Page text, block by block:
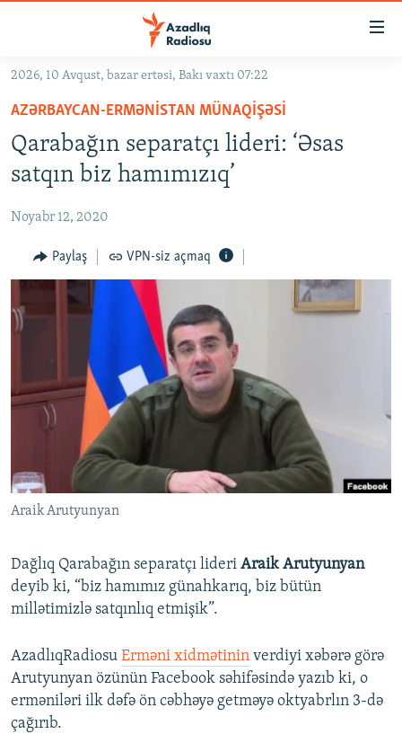
Əsas
qayıt
Əsas
naviqasiyaya
qayıt
Axtarışa
#İZAHLA
KORRUPSIOMETR
#ƏSLINDƏ
FƏRQƏ BAX
QANUNI DOĞRU
ARAŞDIRMA
MULTIMEDIA
FOTOQALEREYA
İNFOQRAFIKA
KARIKATURA
RADIO ARXIV
OXU ZALI
AZƏRBAYCAN ƏDƏBIYYATI KITABXANASI
İSLAM VƏ DEMOKRATIYA
İZ - MƏDƏNIYYƏT PROQRAMI
HAQQIMIZDA
MISSIYAMIZ
PEŞƏ ETIKASI VƏ JURNALISTIKA STANDARTLARIMIZ
MATERIALLARIMIZDAN ISTIFADƏ
AZADLIQRADIOSU MOBIL TELEFONUNUZDA
XƏBƏR BÜLLETENLƏRIMIZ
RFE/RL-in bütün saytları
2026, 10 Avqust, bazar ertəsi, Bakı vaxtı 07:22
AZƏRBAYCAN-ERMƏNISTAN MÜNAQIŞƏSI
Qarabağın separatçı lideri: ‘Əsas
satqın biz hamımızıq’
Noyabr 12, 2020
Paylaş VPN-siz açmaq
Araik Arutyunyan
Dağlıq Qarabağın separatçı lideri Araik Arutyunyan
deyib ki, “biz hamımız günahkarıq, biz bütün
millətimizlə satqınlıq etmişik”.
AzadlıqRadiosu Erməni xidmətinin verdiyi xəbərə görə
Arutyunyan özünün Facebook səhifəsində yazıb ki, o
erməniləri ilk dəfə ön cəbhəyə getməyə oktyabrlın 3-də
çağırıb.